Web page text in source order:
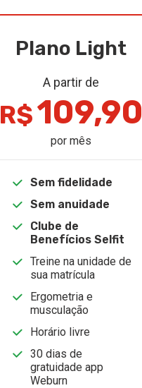
Plano Light
A partir de
R$109,90
por mês
Sem fidelidade
Sem anuidade
Clube de
Benefícios Selfit
Treine na unidade de
sua matrícula
Ergometria e
musculação
Horário livre
30 dias de
gratuidade app
Weburn